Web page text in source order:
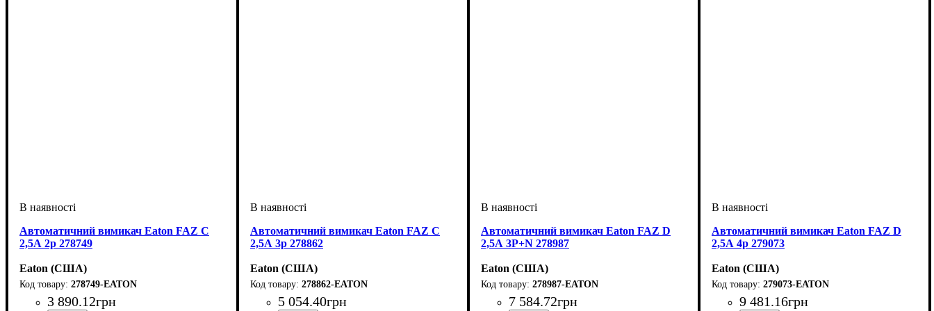
Автоматичний вимикач Eaton FAZ C
2,5А 2p 278749
Eaton (США)
278749-EATON
3 890.12грн
Автоматичний вимикач Eaton FAZ C
2,5А 3p 278862
Eaton (США)
278862-EATON
5 054.40грн
Автоматичний вимикач Eaton FAZ D
2,5А 3P+N 278987
Eaton (США)
278987-EATON
7 584.72грн
Автоматичний вимикач Eaton FAZ D
2,5А 4p 279073
Eaton (США)
279073-EATON
9 481.16грн